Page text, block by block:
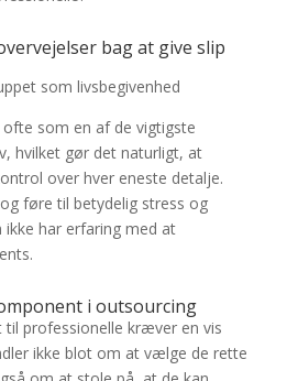
bag at give slip
som livsbegivenhed
som en af de vigtigste
hvilket gør det naturligt, at
over hver eneste detalje.
føre til betydelig stress og
har erfaring med at
i outsourcing
til professionelle kræver en vis
ikke blot om at vælge de rette